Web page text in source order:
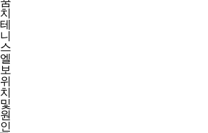
치
테
니
스
엘
보
위
치
및
원
인
진료를 실천합니다.
“체계적인 비수술 척추·관절
통증 치료 특화병원”
삼성샘물마취통증의학과는
결과에서 차이를 만듭니다.